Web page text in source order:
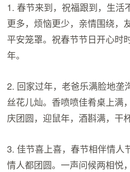
1. 春节来到，祝福跟到，生活
更多，烦恼更少，亲情围绕，
平安笼罩。祝春节节日开心时
年。
2. 回家过年，老爸乐满脸地垄
丝花儿灿。香喷喷佳肴桌上满
庆团圆，迎鼠年，酒斟满，干
3. 佳节喜上喜，春节相伴情人
情人都团圆。一声问候两相悦